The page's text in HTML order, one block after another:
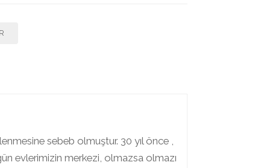
sebeb olmuştur. 30 yıl önce ,
evlerimizin merkezi, olmazsa olmazı